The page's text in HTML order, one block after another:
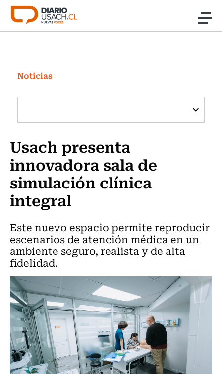
Click acá para ir directamente al contenido
Investigación
Cultura
Programas Radio y TV Usach
Noticias
Usach presenta
innovadora sala de
simulación clínica
integral
Este nuevo espacio permite reproducir
escenarios de atención médica en un
ambiente seguro, realista y de alta
fidelidad.